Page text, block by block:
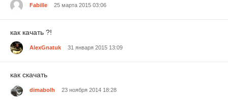
Fabille 25 марта 2015 03:06
как качать ?!
AlexGnatuk 31 января 2015 13:09
как скачать
dimabolh 23 ноября 2014 18:28